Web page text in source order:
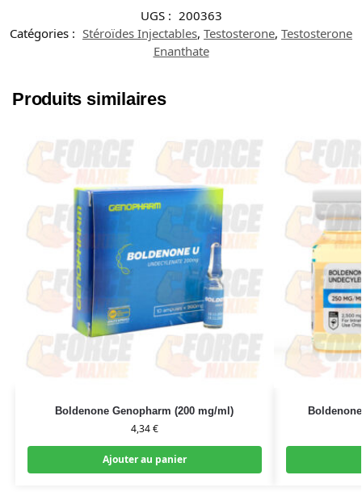
UGS : 200363
Catégories : Stéroïdes Injectables, Testosterone, Testosterone
Enanthate
Produits similaires
Boldenone Genopharm (200 mg/ml)
4,34€
Ajouter au panier